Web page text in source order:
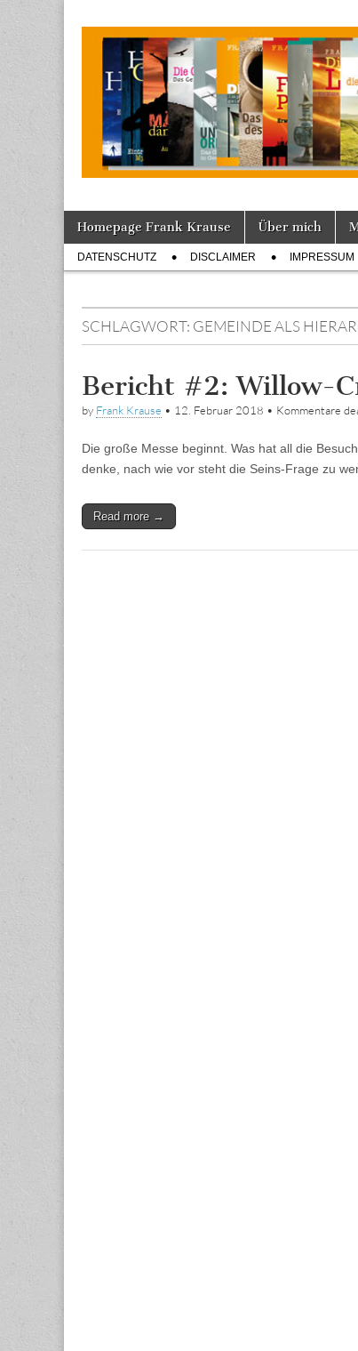
Tagebuch
Main
menu
Skip
content
Homepage Frank Krause Über mich
Sub
menu
DATENSCHUTZ DISCLAIMER IMPRESSUM
SCHLAGWORT: GEMEINDE ALS
Bericht #2: Willow-
by Frank Krause • 12. Februar 2018 • Kommentare
Die große Messe beginnt. Was hat all die
denke, nach wie vor steht die Seins-Frage zu
Read more →